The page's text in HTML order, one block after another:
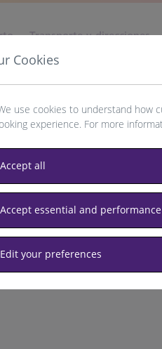
Transporte y direcciones
Prague
Cookies
use cookies to understand how
experience. For more
Accept all
Accept essential and
Edit your preferences